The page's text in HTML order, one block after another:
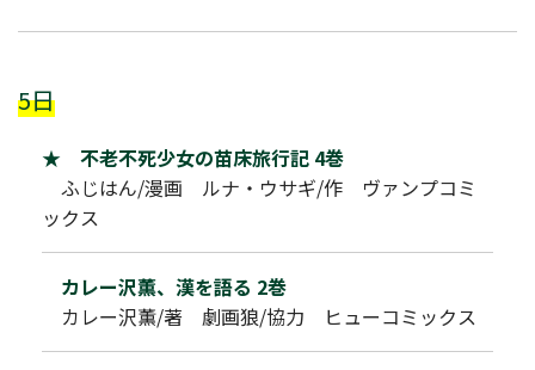
5日
★ 不老不死少女の苗床旅行記 4巻
ふじはん/漫画 ルナ・ウサギ/作 ヴァンプコミ
ックス
カレー沢薫、漢を語る 2巻
カレー沢薫/著 劇画狼/協力 ヒューコミックス